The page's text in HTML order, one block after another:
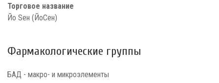
Торговое название
Йо Sен (ЙоСен)
Фармакологические группы
БАД - макро- и микроэлементы